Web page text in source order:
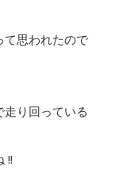
て思われたので
り回っている
!!